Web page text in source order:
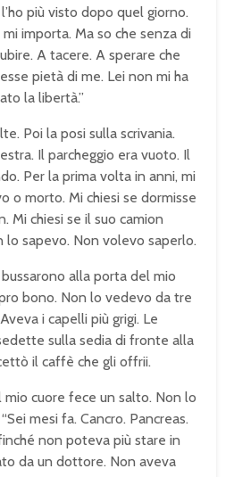
più visto dopo quel giorno.
importa. Ma so che senza di
A tacere. A sperare che
pietà di me. Lei non mi ha
la libertà.”
Poi la posi sulla scrivania.
Il parcheggio era vuoto. Il
Per la prima volta in anni, mi
o morto. Mi chiesi se dormisse
Mi chiesi se il suo camion
lo sapevo. Non volevo saperlo.
alla porta del mio
bono. Non lo vedevo da tre
i capelli più grigi. Le
sulla sedia di fronte alla
il caffè che gli offrii.
mio cuore fece un salto. Non lo
mesi fa. Cancro. Pancreas.
non poteva più stare in
da un dottore. Non aveva